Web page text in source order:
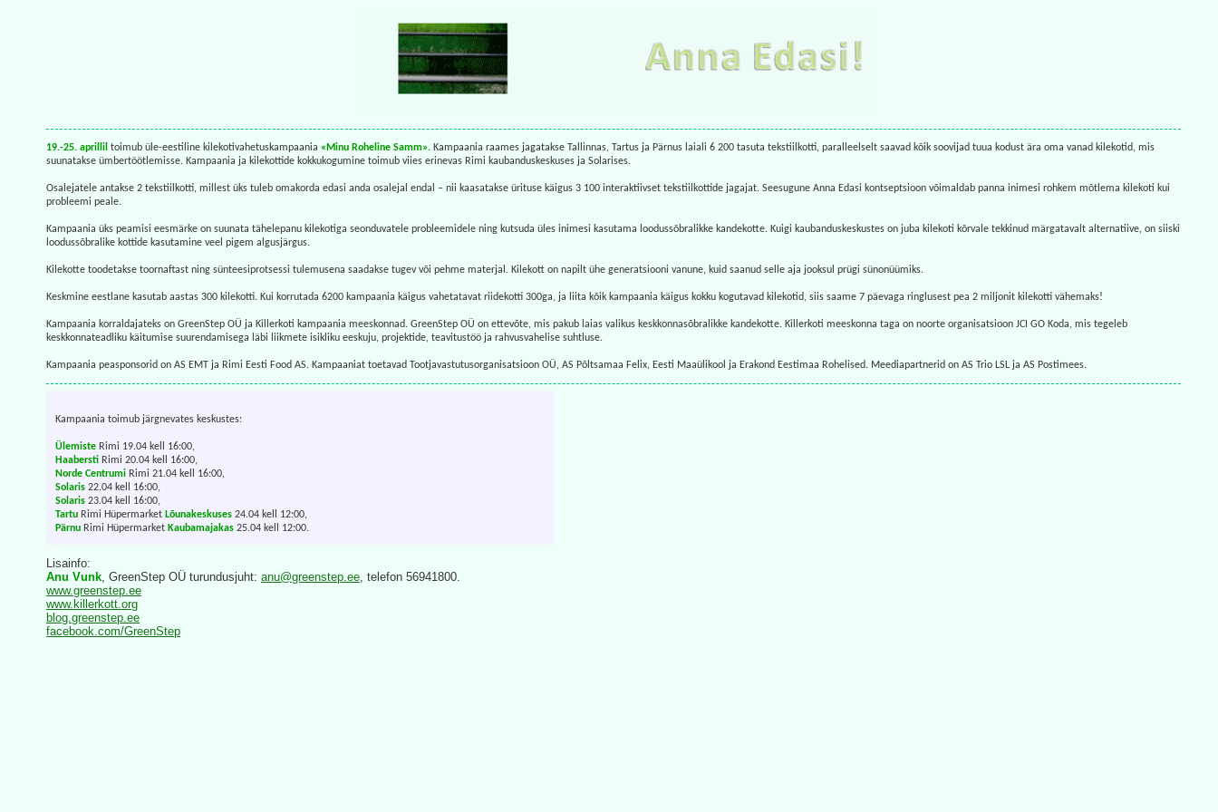
19.-25. aprillil toimub üle-eestiline kilekotivahetuskampaania «Minu Roheline Samm». Kampaania raames jagatakse Tallinnas, Tartus ja Pärnus laiali 6 200 tasuta tekstiilkotti, paralleelselt saavad kõik soovijad tuua kodust ära oma vanad kilekotid, mis
suunatakse ümbertöötlemisse. Kampaania ja kilekottide kokkukogumine toimub viies erinevas Rimi kaubanduskeskuses ja Solarises.
Osalejatele antakse 2 tekstiilkotti, millest üks tuleb omakorda edasi anda osalejal endal – nii kaasatakse ürituse käigus 3 100 interaktiivset tekstiilkottide jagajat. Seesugune Anna Edasi kontseptsioon võimaldab panna inimesi rohkem mõtlema kilekoti kui
probleemi peale.
Kampaania üks peamisi eesmärke on suunata tähelepanu kilekotiga seonduvatele probleemidele ning kutsuda üles inimesi kasutama loodussõbralikke kandekotte. Kuigi kaubanduskeskustes on juba kilekoti kõrvale tekkinud märgatavalt alternatiive, on siiski
loodussõbralike kottide kasutamine veel pigem algusjärgus.
Kilekotte toodetakse toornaftast ning sünteesiprotsessi tulemusena saadakse tugev või pehme materjal. Kilekott on napilt ühe generatsiooni vanune, kuid saanud selle aja jooksul prügi sünonüümiks.
Keskmine eestlane kasutab aastas 300 kilekotti. Kui korrutada 6200 kampaania käigus vahetatavat riidekotti 300ga, ja liita kõik kampaania käigus kokku kogutavad kilekotid, siis saame 7 päevaga ringlusest pea 2 miljonit kilekotti vähemaks!
Kampaania korraldajateks on GreenStep OÜ ja Killerkoti kampaania meeskonnad. GreenStep OÜ on ettevõte, mis pakub laias valikus keskkonnasõbralikke kandekotte. Killerkoti meeskonna taga on noorte organisatsioon JCI GO Koda, mis tegeleb
keskkonnateadliku käitumise suurendamisega läbi liikmete isikliku eeskuju, projektide, teavitustöö ja rahvusvahelise suhtluse.
Kampaania peasponsorid on AS EMT ja Rimi Eesti Food AS. Kampaaniat toetavad Tootjavastutusorganisatsioon OÜ, AS Põltsamaa Felix, Eesti Maaülikool ja Erakond Eestimaa Rohelised. Meediapartnerid on AS Trio LSL ja AS Postimees.
Kampaania toimub järgnevates keskustes:
Ülemiste Rimi 19.04 kell 16:00,
Haabersti Rimi 20.04 kell 16:00,
Norde Centrumi Rimi 21.04 kell 16:00,
Solaris 22.04 kell 16:00,
Solaris 23.04 kell 16:00,
Tartu Rimi Hüpermarket Lõunakeskuses 24.04 kell 12:00,
Pärnu Rimi Hüpermarket Kaubamajakas 25.04 kell 12:00.
Lisainfo:
Anu Vunk, GreenStep OÜ turundusjuht: anu@greenstep.ee, telefon 56941800.
www.greenstep.ee
www.killerkott.org
blog.greenstep.ee
facebook.com/GreenStep